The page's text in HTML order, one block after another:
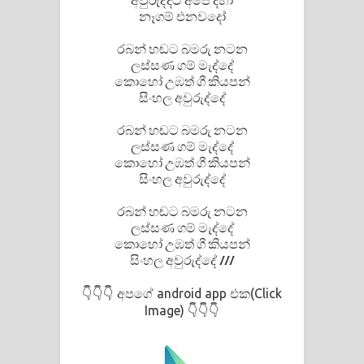
නෑගම් එනවදෝ
රබන් හඬට බමරු නටන
ලස්සණ ගම් මැද්දේ
කොහෝ උඹත් ගී කියපන්
සිංහල අවුරුද්දේ
රබන් හඬට බමරු නටන
ලස්සණ ගම් මැද්දේ
කොහෝ උඹත් ගී කියපන්
සිංහල අවුරුද්දේ
රබන් හඬට බමරු නටන
ලස්සණ ගම් මැද්දේ
කොහෝ උඹත් ගී කියපන්
සිංහල අවුරුද්දේ ///
👇👇👇 අපගේ android app එක(Click
Image) 👇👇👇